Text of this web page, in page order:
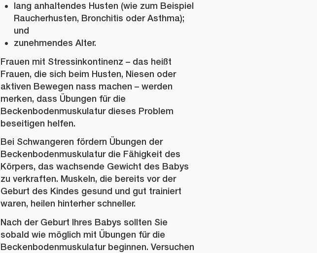
lang anhaltendes Husten (wie zum Beispiel
Raucherhusten, Bronchitis oder Asthma);
und
zunehmendes Alter.
Frauen mit Stressinkontinenz – das heißt
Frauen, die sich beim Husten, Niesen oder
aktiven Bewegen nass machen – werden
merken, dass Übungen für die
Beckenbodenmuskulatur dieses Problem
beseitigen helfen.
Bei Schwangeren fördern Übungen der
Beckenbodenmuskulatur die Fähigkeit des
Körpers, das wachsende Gewicht des Babys
zu verkraften. Muskeln, die bereits vor der
Geburt des Kindes gesund und gut trainiert
waren, heilen hinterher schneller.
Nach der Geburt Ihres Babys sollten Sie
sobald wie möglich mit Übungen für die
Beckenbodenmuskulatur beginnen. Versuchen